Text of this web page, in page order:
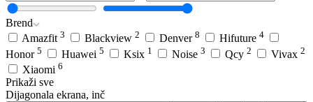
Brend
Amazfit 3 Blackview 2 Denver 8 Hifuture 4
Honor 5 Huawei 5 Ksix 1 Noise 3 Qcy 2 Vivax 2
Xiaomi 6
Prikaži sve
Dijagonala ekrana, inč